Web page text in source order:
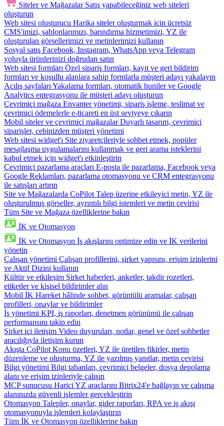
Siteler ve Mağazalar Satış yapabileceğiniz web siteleri
oluşturun
Web sitesi oluşturucu Harika siteler oluşturmak için ücretsiz
CMS'imizi, şablonlarımızı, barındırma hizmetimizi, YZ ile
oluşturulan görsellerimizi ve metinlerimizi kullanın
Sosyal satış Facebook, Instagram, WhatsApp veya Telegram
yoluyla ürünlerinizi doğrudan satın
Web sitesi formları Özel sipariş formları, kayıt ve geri bildirim
formları ve koşullu alanlara sahip formlarla müşteri adayı yakalayın
Açılış sayfaları Yakalama formları, otomatik huniler ve Google
Analytics entegrasyonu ile müşteri adayı oluşturun
Çevrimiçi mağaza Envanter yönetimi, sipariş işleme, teslimat ve
çevrimiçi ödemelerle e-ticareti en üst seviyeye çıkarın
Mobil siteler ve çevrimiçi mağazalar Duyarlı tasarım, çevrimiçi
siparişler, cebinizden müşteri yönetimi
Web sitesi widget'ı Site ziyaretçileriyle sohbet etmek, popüler
mesajlaşma uygulamalarını kullanmak ve geri arama isteklerini
kabul etmek için widget'ı etkinleştirin
Çevrimiçi pazarlama araçları E-posta ile pazarlama, Facebook veya
Google Reklamları, pazarlama otomasyonu ve CRM entegrasyonu
ile satışları artırın
Site ve Mağazalarda CoPilot Talep üzerine etkileyici metin, YZ ile
oluşturulmuş görseller, ayrıntılı bilgi istemleri ve metin çevirisi
Tüm Site ve Mağaza özelliklerine bakın
İK ve Otomasyon
İK ve Otomasyon İş akışlarını optimize edin ve İK verilerini
yönetin
Çalışan yönetimi Çalışan profillerini, şirket yapısını, erişim izinlerini
ve Aktif Dizini kullanın
Kültür ve etkileşim Şirket haberleri, anketler, takdir rozetleri,
etiketler ve kişisel bildirimler alın
Mobil İK Hareket hâlinde sohbet, görüntülü aramalar, çalışan
profilleri, onaylar ve bildirimler
İş yönetimi KPI, iş raporları, denetmen görünümü ile çalışan
performansını takip edin
Şirket içi iletişim Video duyuruları, notlar, genel ve özel sohbetler
aracılığıyla iletişim kurun
Akışta CoPilot Konu özetleri, YZ ile üretilen fikirler, metin
düzenleme ve oluşturma, YZ ile yazılmış yanıtlar, metin çevirisi
Bilgi yönetimi Bilgi tabanları, çevrimiçi belgeler, dosya depolama
alanı ve erişim izinleriyle çalışın
MCP sunucusu Harici YZ araçlarını Bitrix24'e bağlayın ve çalışma
alanınızda güvenli işlemler gerçekleştirin
Otomasyon Talepler, onaylar, gider raporları, RPA ve iş akışı
otomasyonuyla işlemleri kolaylaştırın
Tüm İK ve Otomasyon özelliklerine bakın